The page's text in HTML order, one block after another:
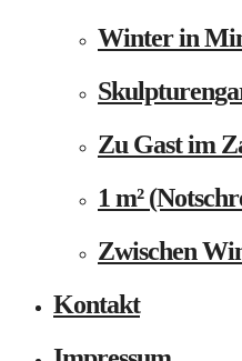
Winter in
Zu Gast im
1 m²
Zwischen
Kontakt